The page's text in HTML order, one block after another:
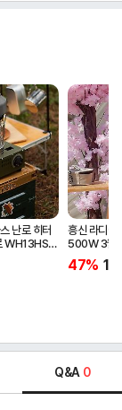
난로 히터
WH13HS
흥신 라디에
500W 3월
신규런칭
47%
Q&A 0